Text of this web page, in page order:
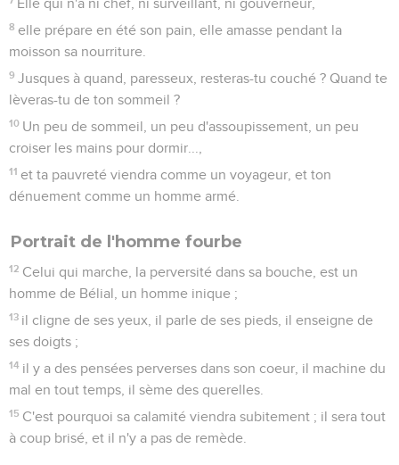
Elle qui n'a ni chef, ni surveillant, ni gouverneur,
8 elle prépare en été son pain, elle amasse pendant la
moisson sa nourriture.
9 Jusques à quand, paresseux, resteras-tu couché ? Quand te
lèveras-tu de ton sommeil ?
10 Un peu de sommeil, un peu d'assoupissement, un peu
croiser les mains pour dormir...,
11 et ta pauvreté viendra comme un voyageur, et ton
dénuement comme un homme armé.
Portrait de l'homme fourbe
12 Celui qui marche, la perversité dans sa bouche, est un
homme de Bélial, un homme inique ;
13 il cligne de ses yeux, il parle de ses pieds, il enseigne de
ses doigts ;
14 il y a des pensées perverses dans son coeur, il machine du
mal en tout temps, il sème des querelles.
15 C'est pourquoi sa calamité viendra subitement ; il sera tout
à coup brisé, et il n'y a pas de remède.